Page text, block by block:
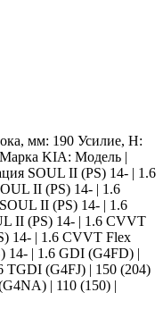
мм: 190 Усилие, Н:
KIA: Модель |
SOUL II (PS) 14- | 1.6
II (PS) 14- | 1.6
II (PS) 14- | 1.6
II (PS) 14- | 1.6 CVVT
14- | 1.6 CVVT Flex
14- | 1.6 GDI (G4FD) |
TGDI (G4FJ) | 150 (204)
| 110 (150) |